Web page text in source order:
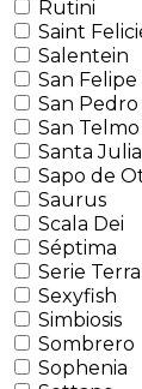
Rutini
Saint
Salentein
San Felipe
San
San Telmo
Santa Julia
Sapo de
Saurus
Scala Dei
Séptima
Serie Terra
Sexyfish
Simbiosis
Sombrero
Sophenia